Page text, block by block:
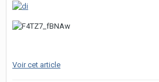
Voir cet article